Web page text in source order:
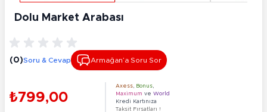
Dolu Market Arabası
(0)Soru & Cevap Armağan’a Soru Sor
₺799,00
Axess Bonus
Maximum ve World
Kredi Kartınıza
Taksit Fırsatları !